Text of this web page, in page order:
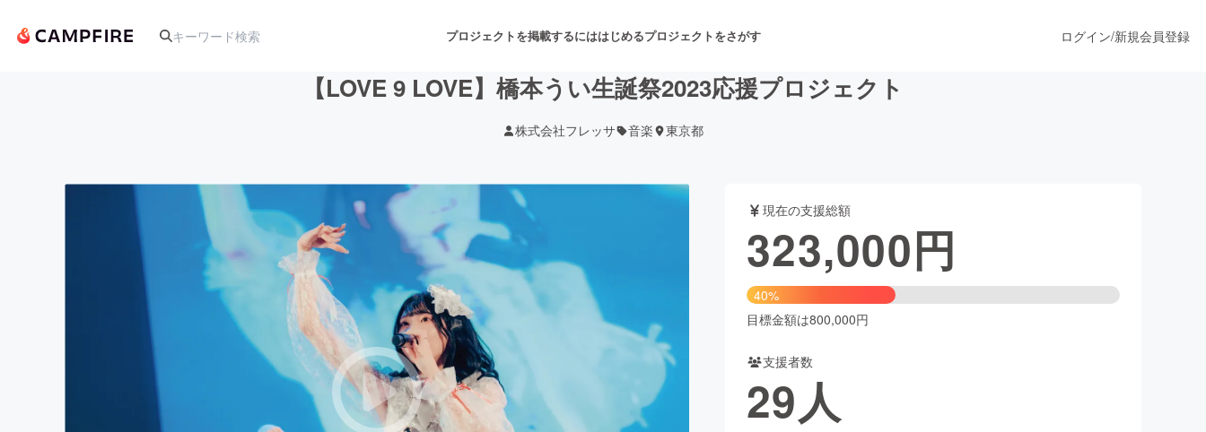
プロジェクトを掲載するにははじめるプロジェクトをさがす
アート・写真 音楽 舞台・パフォーマンス
テクノロジー・ガジェット ゲーム・サービス開発 ファッション
映像・映画 書籍・雑誌出版
チャレンジ ビューティー・ヘルスケア
ログイン/新規会員登録
【LOVE 9 LOVE】橋本うい生誕祭2023応援プロジェクト
株式会社フレッサ 音楽 東京都
現在の支援総額
323,000円
40%
目標金額は800,000円
支援者数
29人